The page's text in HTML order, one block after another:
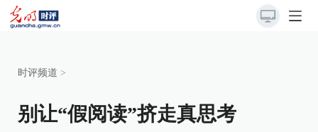
时评频道 >
别让“假阅读”挤走真思考